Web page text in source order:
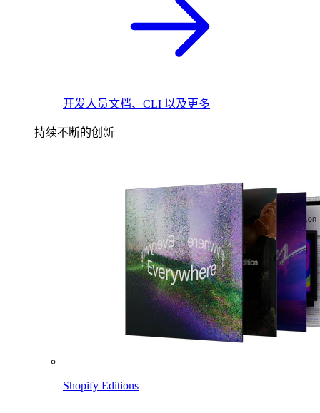
开发人员文档、CLI 以及更多
持续不断的创新
Shopify Editions